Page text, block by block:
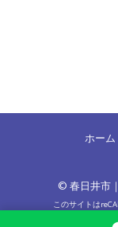
ホーム
© 春日井市
このサイトは